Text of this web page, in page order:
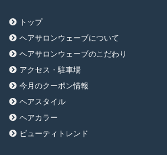
トップ
ヘアサロンウェーブについて
ヘアサロンウェーブのこだわり
アクセス・駐車場
今月のクーポン情報
ヘアスタイル
ヘアカラー
ビューティトレンド